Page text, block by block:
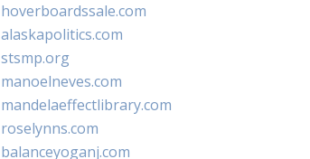
hoverboardssale.com
alaskapolitics.com
stsmp.org
manoelneves.com
mandelaeffectlibrary.com
roselynns.com
balanceyoganj.com